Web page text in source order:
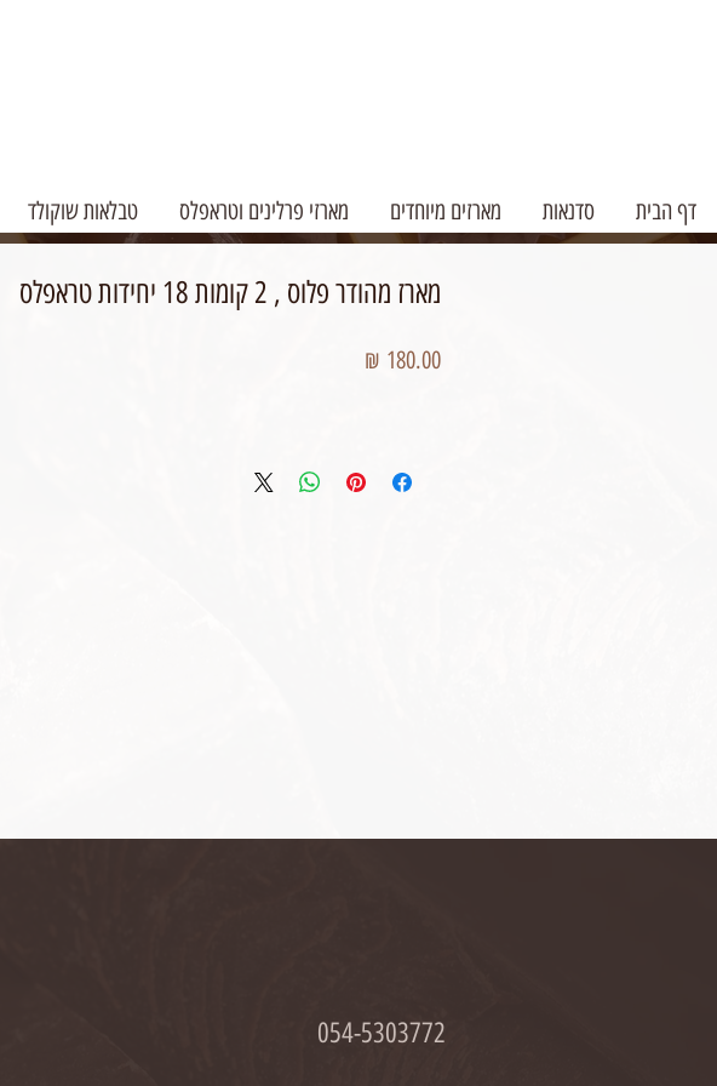
דף הבית סדנאות מארזים מיוחדים מארזי פרלינים וטראפלס טבלאות שוקולד
מארז מהודר פלוס , 2 קומות 18 יחידות טראפלס
054-5303772